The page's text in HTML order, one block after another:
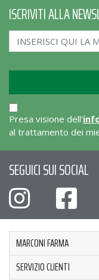
ISCRIVITI ALLA
Presa visione dell'
al trattamento dei
SEGUICI SUI SOCIAL
MARCONI FARMA
SERVIZIO CLIENTI